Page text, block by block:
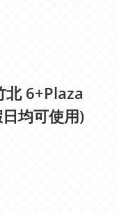
北 6+Plaza
均可使用)